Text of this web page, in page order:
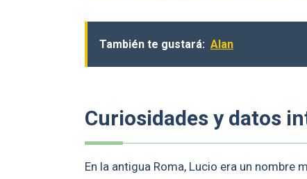
También te gustará: Alan
Curiosidades y datos
En la antigua Roma, Lucio era un nombre